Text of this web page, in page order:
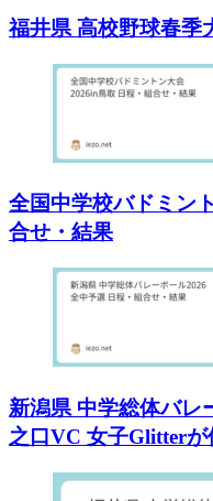
福井県 高校野球春季
全国中学校バドミン
合せ・結果
新潟県 中学総体バレ
之口VC 女子Glitterが